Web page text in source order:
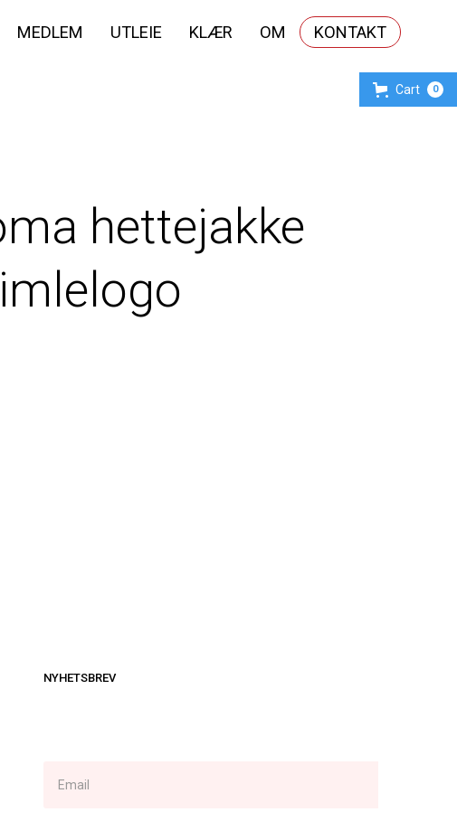
MEDLEM UTLEIE KLÆR OM KONTAKT
Cart 0
hettejakke
NYHETSBREV